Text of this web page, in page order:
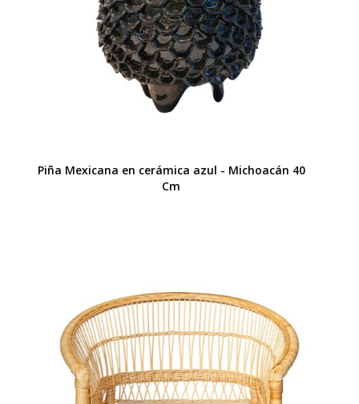
Piña Mexicana en cerámica azul - Michoacán 40
Cm